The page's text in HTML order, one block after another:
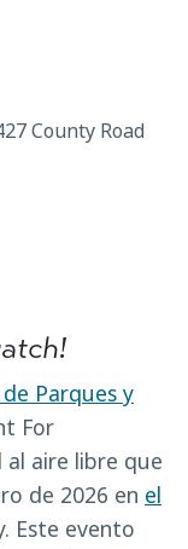
County Road
Parques y
For
al aire libre que
de 2026 en el
Este evento